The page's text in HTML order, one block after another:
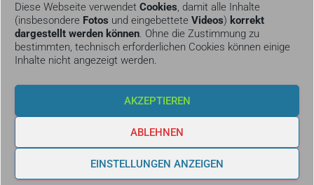
Diese Webseite verwendet Cookies, damit alle Inhalte
(insbesondere Fotos und eingebettete Videos) korrekt
dargestellt werden können. Ohne die Zustimmung zu
bestimmten, technisch erforderlichen Cookies können einige
Inhalte nicht angezeigt werden.
AKZEPTIEREN
ABLEHNEN
EINSTELLUNGEN ANZEIGEN
KONTAKT
IMPRESSUM &
COOKIE-RICHTLINIE
(EU)